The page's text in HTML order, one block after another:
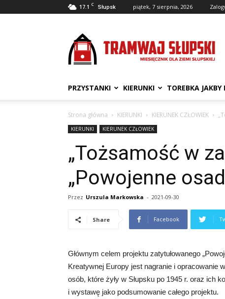
17.1 C Słupsk piątek, 7 sierpnia, 2026
Tramwaj
Słupski
PRZYSTANKI KIERUNKI TOREBKA JAKBY
Strona główna KIERUNKI KIERUNEK CZŁOWIEK
KIERUNKI KIERUNEK CZŁOWIEK
„Tożsamość w
„Powojenne
Przez Urszula Markowska - 2021-09-30
Share Facebook
Głównym celem projektu zatytułowanego
Kreatywnej Europy jest nagranie i opracowanie
osób, które żyły w Słupsku po 1945 r. oraz ich
i wystawę jako podsumowanie całego projektu.